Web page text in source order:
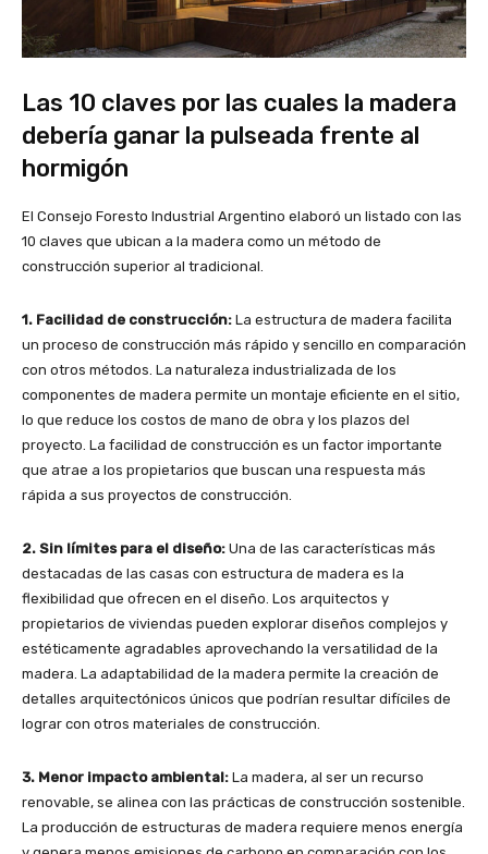
Las 10 claves por las cuales la madera
debería ganar la pulseada frente al
hormigón
El Consejo Foresto Industrial Argentino elaboró un listado con las
10 claves que ubican a la madera como un método de
construcción superior al tradicional.
1. Facilidad de construcción: La estructura de madera facilita
un proceso de construcción más rápido y sencillo en comparación
con otros métodos. La naturaleza industrializada de los
componentes de madera permite un montaje eficiente en el sitio,
lo que reduce los costos de mano de obra y los plazos del
proyecto. La facilidad de construcción es un factor importante
que atrae a los propietarios que buscan una respuesta más
rápida a sus proyectos de construcción.
2. Sin límites para el diseño: Una de las características más
destacadas de las casas con estructura de madera es la
flexibilidad que ofrecen en el diseño. Los arquitectos y
propietarios de viviendas pueden explorar diseños complejos y
estéticamente agradables aprovechando la versatilidad de la
madera. La adaptabilidad de la madera permite la creación de
detalles arquitectónicos únicos que podrían resultar difíciles de
lograr con otros materiales de construcción.
3. Menor impacto ambiental: La madera, al ser un recurso
renovable, se alinea con las prácticas de construcción sostenible.
La producción de estructuras de madera requiere menos energía